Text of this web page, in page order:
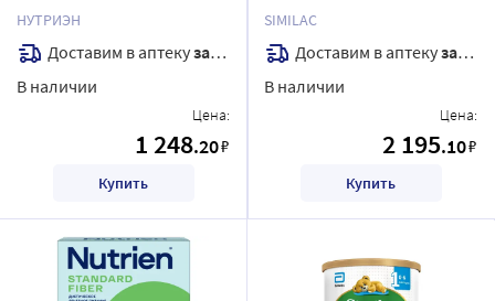
специализированный для
диетического лечебного
питания с нейтральным
вкусом 320 гр
НУТРИЭН
Доставим в аптекузавтра
В наличии
Цена:
1 248.20₽
Купить
до 6 мес 750 гр
SIMILAC
Доставим в аптекузавтра
В наличии
Цена:
2 195.10₽
Купить